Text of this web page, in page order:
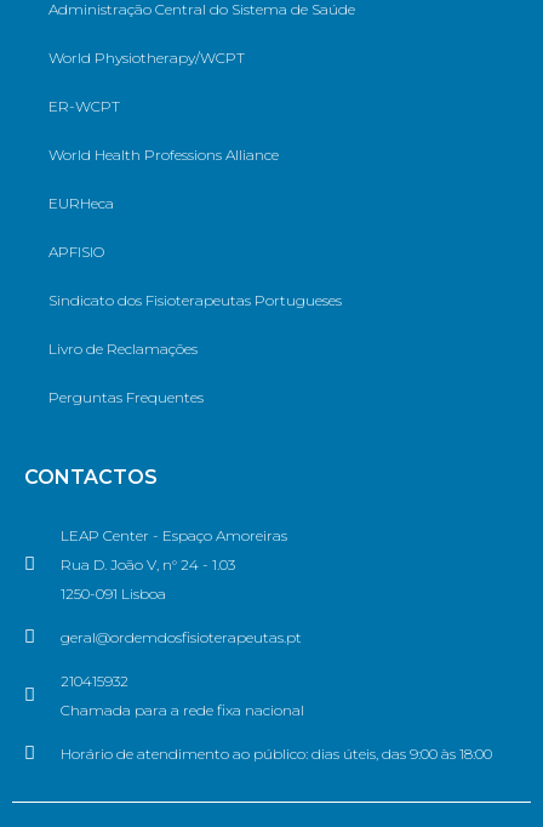
Administração Central do Sistema de Saúde
World Physiotherapy/WCPT
ER-WCPT
World Health Professions Alliance
EURHeca
APFISIO
Sindicato dos Fisioterapeutas Portugueses
Livro de Reclamações
Perguntas Frequentes
CONTACTOS
LEAP Center - Espaço Amoreiras
Rua D. João V, n° 24 - 1.03
1250-091 Lisboa
geral@ordemdosfisioterapeutas.pt
210415932
Chamada para a rede fixa nacional
Horário de atendimento ao público: dias úteis, das 9:00 às 18:00